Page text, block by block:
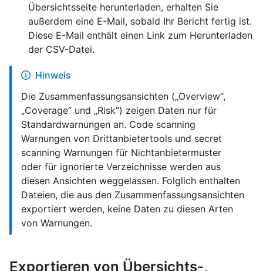
Übersichtsseite herunterladen, erhalten Sie
außerdem eine E-Mail, sobald Ihr Bericht fertig ist.
Diese E-Mail enthält einen Link zum Herunterladen
der CSV-Datei.
Hinweis
Die Zusammenfassungsansichten („Overview“,
„Coverage“ und „Risk“) zeigen Daten nur für
Standardwarnungen an. Code scanning
Warnungen von Drittanbietertools und secret
scanning Warnungen für Nichtanbietermuster
oder für ignorierte Verzeichnisse werden aus
diesen Ansichten weggelassen. Folglich enthalten
Dateien, die aus den Zusammenfassungsansichten
exportiert werden, keine Daten zu diesen Arten
von Warnungen.
Exportieren von Übersichts-,